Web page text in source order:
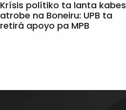
Krísis polítiko ta lanta kabes
atrobe na Boneiru: UPB ta
retirá apoyo pa MPB